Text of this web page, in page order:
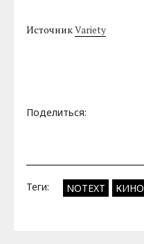
ИсточникVariety
Поделиться:
Теги: NOTEXT КИНО